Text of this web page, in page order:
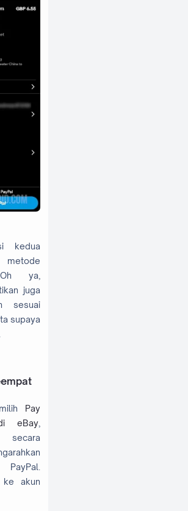
kedua
Oh ya,
juga
sesuai
supaya
Pay
eBay
ke akun